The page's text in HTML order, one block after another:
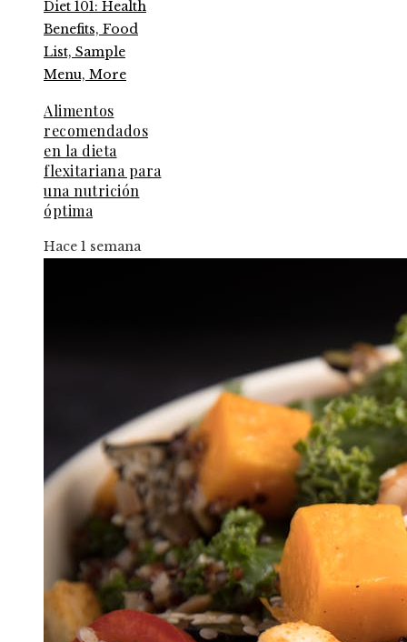
Alimentos
recomendados
en la dieta
flexitariana para
una nutrición
óptima
Hace 1 semana